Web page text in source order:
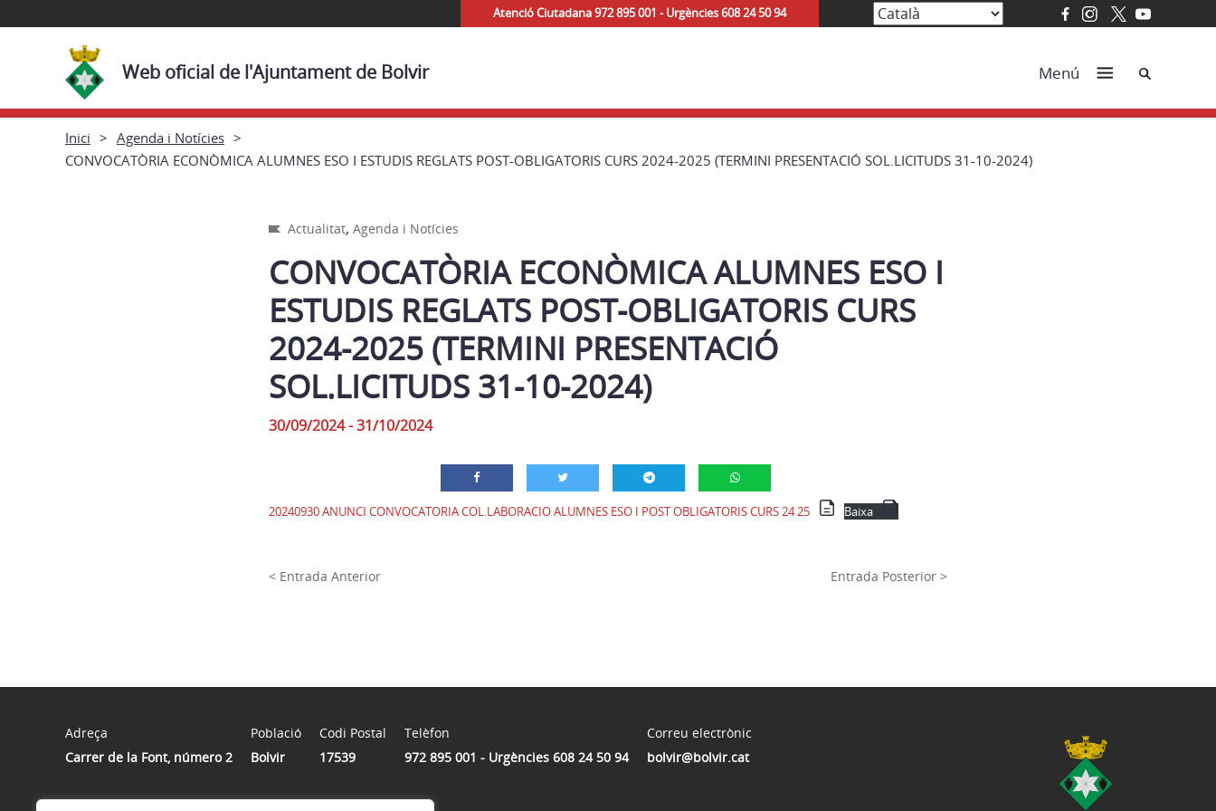
Atenció Ciutadana 972 895 001 - Urgències 608 24 50 94
Web oficial de l'Ajuntament de Bolvir Menú Cerca
Inici
Agenda i Notícies
CONVOCATÒRIA ECONÒMICA ALUMNES ESO I ESTUDIS REGLATS POST-OBLIGATORIS CURS 2024-2025 (TERMINI PRESENTACIÓ SOL.LICITUDS 31-10-2024)
Actualitat, Agenda i Notícies
CONVOCATÒRIA ECONÒMICA ALUMNES ESO I
ESTUDIS REGLATS POST-OBLIGATORIS CURS
2024-2025 (TERMINI PRESENTACIÓ
SOL.LICITUDS 31-10-2024)
30/09/2024 - 31/10/2024
20240930 ANUNCI CONVOCATORIA COL.LABORACIO ALUMNES ESO I POST OBLIGATORIS CURS 24 25 Baixa
< Entrada Anterior Entrada Posterior >
Adreça
Carrer de la Font, número 2
Població
Bolvir
Codi Postal
17539
Telèfon
972 895 001 - Urgències 608 24 50 94
Correu electrònic
bolvir@bolvir.cat